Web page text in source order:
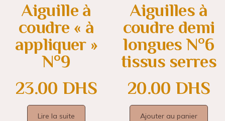
Aiguille à
coudre « à
appliquer »
N°9
23.00 DHS
Lire la suite
Aiguilles à
coudre demi
longues N°6
tissus serres
20.00 DHS
Ajouter au panier